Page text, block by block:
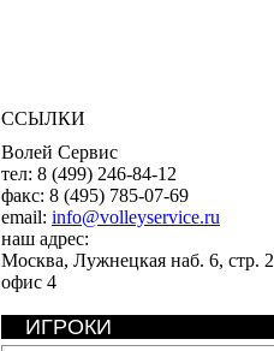
ССЫЛКИ
Волей Сервис
тел: 8 (499) 246-84-12
факс: 8 (495) 785-07-69
email: info@volleyservice.ru
наш адрес:
Москва, Лужнецкая наб. 6, стр. 2
офис 4
ИГРОКИ